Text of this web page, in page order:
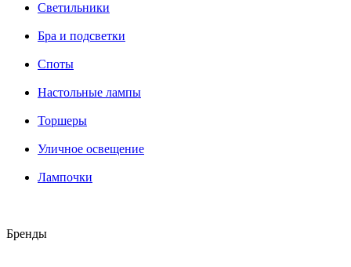
Светильники
Бра и подсветки
Споты
Настольные лампы
Торшеры
Уличное освещение
Лампочки
Бренды